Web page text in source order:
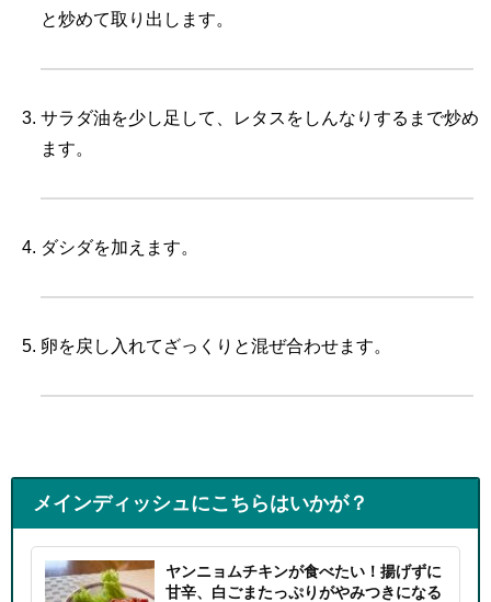
と炒めて取り出します。
サラダ油を少し足して、レタスをしんなりするまで炒め
ます。
ダシダを加えます。
卵を戻し入れてざっくりと混ぜ合わせます。
メインディッシュにこちらはいかが？
ヤンニョムチキンが食べたい！揚げずに
甘辛、白ごまたっぷりがやみつきになる